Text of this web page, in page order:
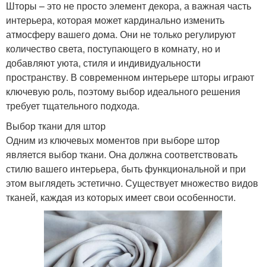
Шторы – это не просто элемент декора, а важная часть
интерьера, которая может кардинально изменить
атмосферу вашего дома. Они не только регулируют
количество света, поступающего в комнату, но и
добавляют уюта, стиля и индивидуальности
пространству. В современном интерьере шторы играют
ключевую роль, поэтому выбор идеального решения
требует тщательного подхода.
Выбор ткани для штор
Одним из ключевых моментов при выборе штор
является выбор ткани. Она должна соответствовать
стилю вашего интерьера, быть функциональной и при
этом выглядеть эстетично. Существует множество видов
тканей, каждая из которых имеет свои особенности.